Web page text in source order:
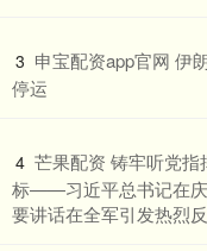
3 申宝配资app官网 伊
停运
4 芒果配资 铸牢听党指
标——习近平总书记在庆
要讲话在全军引发热烈